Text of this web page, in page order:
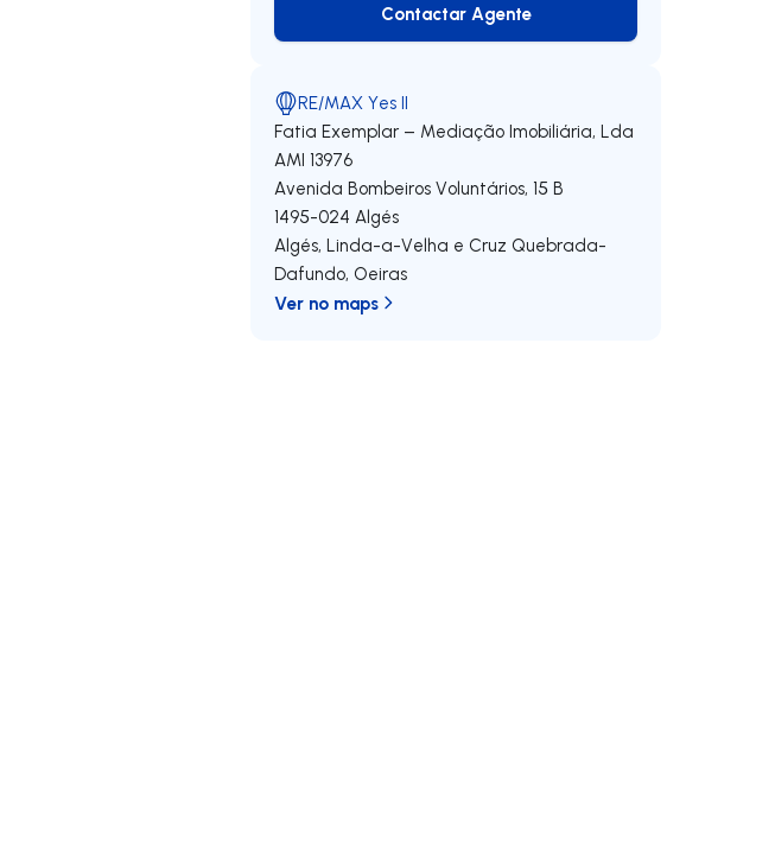
Contactar Agente
Contactar Agente
RE/MAX Yes II
Fatia Exemplar – Mediação Imobiliária, Lda
AMI 13976
Avenida Bombeiros Voluntários, 15 B
1495-024 Algés
Algés, Linda-a-Velha e Cruz Quebrada-
Dafundo, Oeiras
Ver no maps